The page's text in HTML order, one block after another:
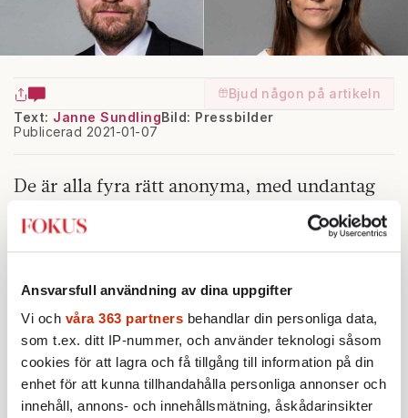
Ansvarsfull användning av dina uppgifter
Vi och våra 363 partners behandlar din personliga data,
som t.ex. ditt IP-nummer, och använder teknologi såsom
cookies för att lagra och få tillgång till information på din
enhet för att kunna tillhandahålla personliga annonser och
innehåll, annons- och innehållsmätning, åskådarinsikter
Bjud någon på artikeln
Text: Janne Sundling
Publicerad 2021-01-07
Bild: Pressbilder
De är alla fyra rätt anonyma, med undantag
av Miljöpartiets Maria Ferm som varit
partiets gruppledare i riksdagen och stridbar
Men om du möter Sophia Metelius, Gunnar
Caperius eller Mats Andersson på gatan
vänder du dig knappast om och tänker att där
går en av de som syr ihop stora delar av
svensk inrikespolitik.